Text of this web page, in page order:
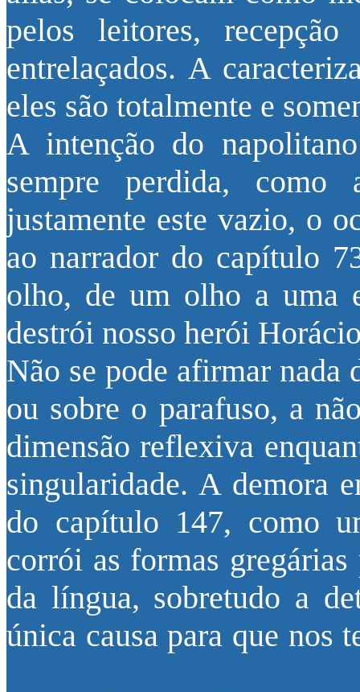
pelos leitores,
entrelaçados. A
eles são totalmente e
A intenção do
sempre perdida,
justamente este vazio, o
ao narrador do capítulo
olho, de um olho a uma
destrói nosso herói
Não se pode afirmar nada
ou sobre o parafuso, a
dimensão reflexiva
singularidade. A demora
do capítulo 147, como
corrói as formas gregárias
da língua, sobretudo a
única causa para que nos